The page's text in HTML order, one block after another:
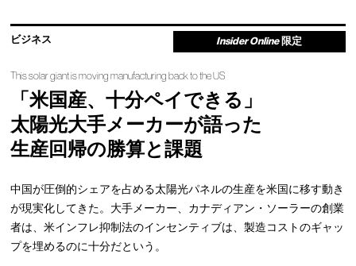
ビジネス Insider Online 限定
This solar giant is moving manufacturing back to the US
「米国産、十分ペイできる」
太陽光大手メーカーが語った
生産回帰の勝算と課題
中国が圧倒的シェアを占める太陽光パネルの生産を米国に移す動き
が現実化してきた。大手メーカー、カナディアン・ソーラーの創業
者は、米インフレ抑制法のインセンティブは、製造コストのギャッ
プを埋めるのに十分だという。